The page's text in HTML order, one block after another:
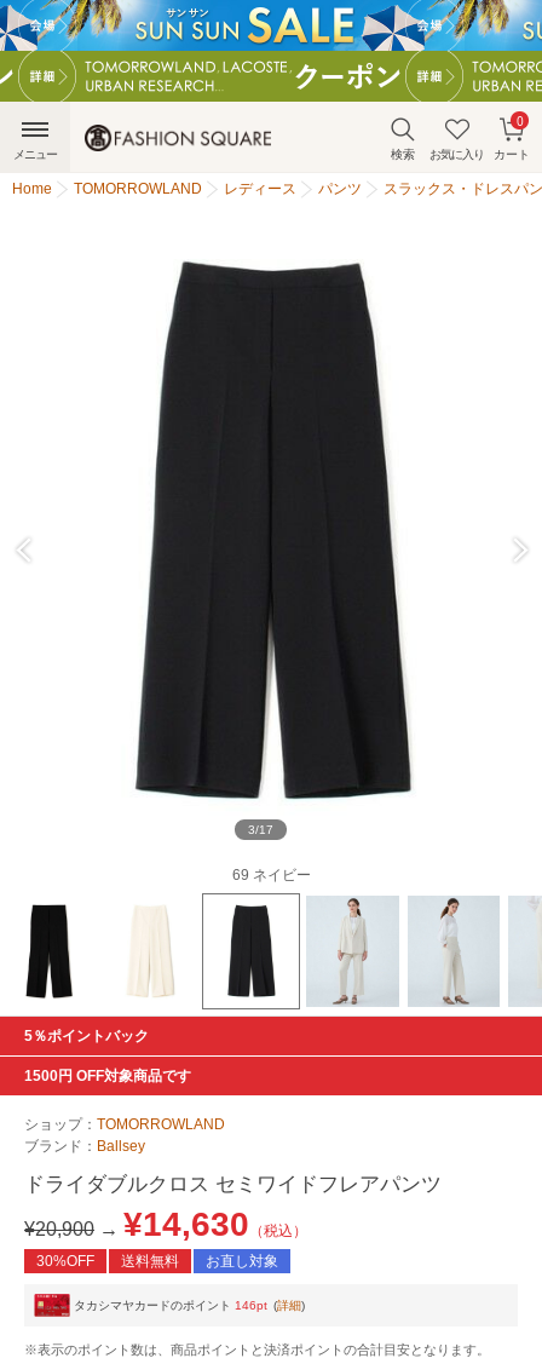
検索 お気に入り カート
0
メニュー
Home TOMORROWLAND レディース パンツ スラックス・ドレスパ
69 ネイビー
3/17
5％ポイントバック
1500円 OFF対象商品です
ショップ： TOMORROWLAND
ブランド： Ballsey
ドライダブルクロス セミワイドフレアパンツ
¥20,900 → ¥14,630 （税込）
30%OFF
送料無料 お直し対象
タカシマヤカードのポイント 146pt (詳細)
※表示のポイント数は、商品ポイントと決済ポイントの合計目安となります。